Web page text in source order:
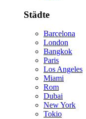
Städte
Barcelona
London
Bangkok
Paris
Los Angeles
Miami
Rom
Dubai
New York
Tokio